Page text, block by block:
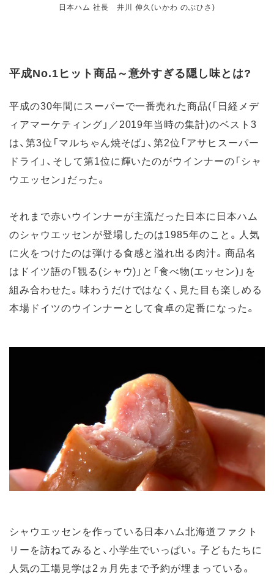
日本ハム 社長 井川 伸久(いかわ のぶひさ)
平成No.1ヒット商品～意外すぎる隠し味とは?
平成の30年間にスーパーで一番売れた商品(「日経メデ
ィアマーケティング」／2019年当時の集計)のベスト3
は、第3位「マルちゃん焼そば」、第2位「アサヒスーパー
ドライ」、そして第1位に輝いたのがウインナーの「シャ
ウエッセン」だった。
それまで赤いウインナーが主流だった日本に日本ハム
のシャウエッセンが登場したのは1985年のこと。人気
に火をつけたのは弾ける食感と溢れ出る肉汁。商品名
はドイツ語の「観る(シャウ)」と「食べ物(エッセン)」を
組み合わせた。味わうだけではなく、見た目も楽しめる
本場ドイツのウインナーとして食卓の定番になった。
シャウエッセンを作っている日本ハム北海道ファクト
リーを訪ねてみると、小学生でいっぱい。子どもたちに
人気の工場見学は2ヵ月先まで予約が埋まっている。